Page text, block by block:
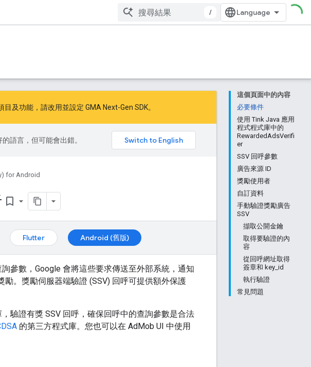
/
這個頁面中的內容
必要條件
使用 Tink Java 應用
程式程式庫中的
RewardedAdsVerifi
er
SSV 回呼參數
廣告來源 ID
獎勵使用者
自訂資料
手動驗證獎勵廣告
SSV
擷取公開金鑰
取得要驗證的內
容
從回呼網址取得
簽章和 key_id
執行驗證
常見問題
目及功能，請改用並設定 GMA Next-Gen SDK。
語言，但可能會出錯。
for Android
bookmark_border
Flutter Android (舊版)
參數，Google 會將這些要求傳送至外部系統，通知
。獎勵伺服器端驗證 (SSV) 回呼可提供額外保護
驗證有獎 SSV 回呼，確保回呼中的查詢參數是合法
的第三方程式庫。您也可以在 AdMob UI 中使用